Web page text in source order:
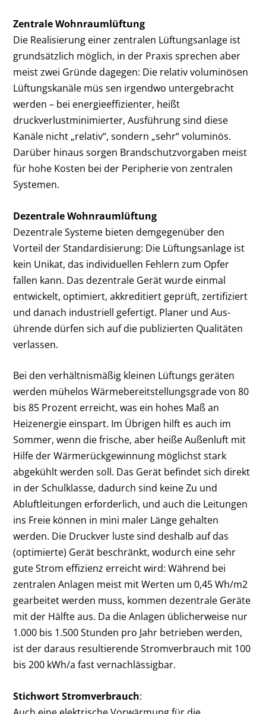
Zentrale Wohnraumlüftung
Die Realisierung einer zentralen Lüftungs­anlage ist
grundsätzlich möglich, in der Praxis sprechen aber
meist zwei Gründe dagegen: Die relativ voluminösen
Lüftungskanäle müs­ sen irgendwo untergebracht
werden – bei energieeffizienter, heißt
druckverlustmini­mierter, Ausführung sind diese
Kanäle nicht „relativ“, sondern „sehr“ voluminös.
Darüber hinaus sorgen Brandschutzvorgaben meist
für hohe Kosten bei der Peripherie von zen­tralen
Systemen.
Dezentrale Wohnraumlüftung
Dezentrale Systeme bieten demgegenüber den
Vorteil der Standardisierung: Die Lüf­tungsanlage ist
kein Unikat, das individuellen Fehlern zum Opfer
fallen kann. Das dezen­trale Gerät wurde einmal
entwickelt, opti­miert, akkreditiert geprüft, zertifiziert
und danach industriell gefertigt. Planer und Aus­
ührende dürfen sich auf die publizierten Qualitäten
verlassen.
Bei den verhältnismäßig kleinen Lüftungs­ geräten
werden mühelos Wärmebereitstel­lungsgrade von 80
bis 85 Prozent erreicht, was ein hohes Maß an
Heizenergie einspart. Im Übrigen hilft es auch im
Sommer, wenn die frische, aber heiße Außenluft mit
Hilfe der Wärmerückgewinnung möglichst stark
abgekühlt werden soll. Das Gerät befindet sich direkt
in der Schulklasse, dadurch sind keine Zu­ und
Abluftleitungen erforderlich, und auch die Leitungen
ins Freie können in mini­ maler Länge gehalten
werden. Die Druckver­ luste sind deshalb auf das
(optimierte) Gerät beschränkt, wodurch eine sehr
gute Strom­ effizienz erreicht wird: Während bei
zentralen Anlagen meist mit Werten um 0,45 Wh/m2
gearbeitet werden muss, kommen dezentrale Geräte
mit der Hälfte aus. Da die Anlagen üblicherweise nur
1.000 bis 1.500 Stunden pro Jahr betrieben werden,
ist der daraus resultierende Stromverbrauch mit 100
bis 200 kWh/a fast vernachlässigbar.
Stichwort Stromverbrauch: